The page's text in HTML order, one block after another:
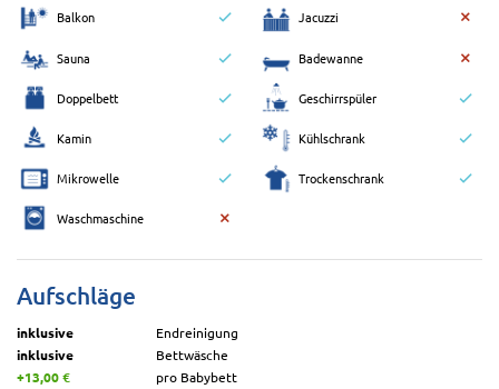
Balkon Jacuzzi
Sauna Badewanne
Doppelbett Geschirrspüler
Kamin Kühlschrank
Mikrowelle Trockenschrank
Waschmaschine
Aufschläge
inklusive
Endreinigung
inklusive
Bettwäsche
+13,00 €
pro Babybett